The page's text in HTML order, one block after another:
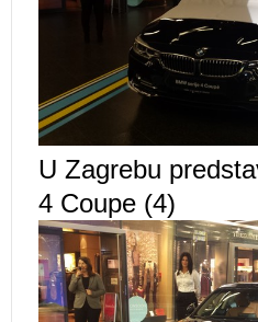
U Zagrebu
4 Coupe (4)